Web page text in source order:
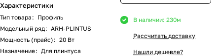
Характеристики
Тип товара : Профиль
Модельный ряд: ARH-PLINTUS
Мощность (прайс) : 20 Вт
Назначение: Для плинтуса
В наличии: 230м
Рассчитать доставку
Нашли дешевле?